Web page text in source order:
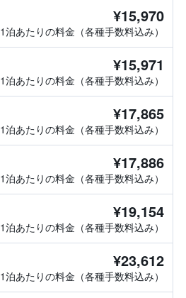
¥15,970
1泊あたりの料金（各種手数料込み）
¥15,971
1泊あたりの料金（各種手数料込み）
¥17,865
1泊あたりの料金（各種手数料込み）
¥17,886
1泊あたりの料金（各種手数料込み）
¥19,154
1泊あたりの料金（各種手数料込み）
¥23,612
1泊あたりの料金（各種手数料込み）